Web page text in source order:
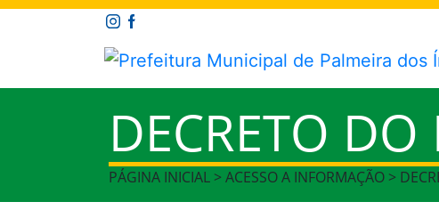
DECRETO DO
PÁGINA INICIAL > ACESSO A INFORMAÇÃO >